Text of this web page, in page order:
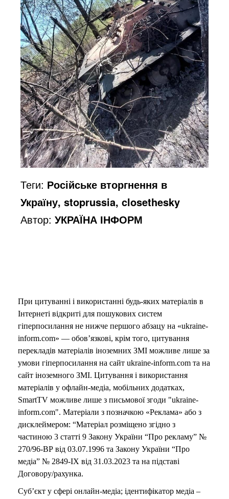
Теги: Російське вторгнення в
Україну, stoprussia, closethesky
Автор:УКРАЇНА ІНФОРМ
При цитуванні і використанні будь-яких матеріалів в
Інтернеті відкриті для пошукових систем
гіперпосилання не нижче першого абзацу на «ukraine-
inform.com» — обов’язкові, крім того, цитування
перекладів матеріалів іноземних ЗМІ можливе лише за
умови гіперпосилання на сайт ukraine-inform.com та на
сайт іноземного ЗМІ. Цитування і використання
матеріалів у офлайн-медіа, мобільних додатках,
SmartTV можливе лише з письмової згоди "ukraine-
inform.com". Матеріали з позначкою «Реклама» або з
дисклеймером: “Матеріал розміщено згідно з
частиною 3 статті 9 Закону України “Про рекламу” №
270/96-ВР від 03.07.1996 та Закону України “Про
медіа” № 2849-IX від 31.03.2023 та на підставі
Договору/рахунка.
Суб’єкт у сфері онлайн-медіа; ідентифікатор медіа –